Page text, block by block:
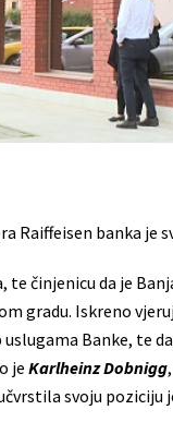
banka je
činjenicu da je
gradu. Iskreno
Banke, te
je Karlheinz Dobnigg
svoju poziciju